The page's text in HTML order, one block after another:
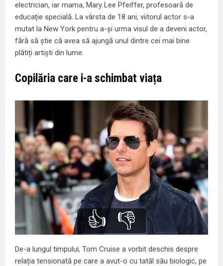
electrician, iar mama, Mary Lee Pfeiffer, profesoară de
educație specială. La vârsta de 18 ani, viitorul actor s-a
mutat la New York pentru a-și urma visul de a deveni actor,
fără să știe că avea să ajungă unul dintre cei mai bine
plătiți artiști din lume.
Copilăria care i-a schimbat viața
👍 👎
De-a lungul timpului, Tom Cruise a vorbit deschis despre
relația tensionată pe care a avut-o cu tatăl său biologic, pe